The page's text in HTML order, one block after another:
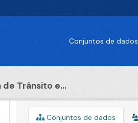
Conjuntos de dados
Trânsito e...
Conjuntos de dados